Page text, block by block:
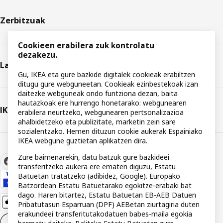
Zerbitzuak
Laguntza
IKEA
Cookieen erabilera zuk kontrolatu
dezakezu.
Gu, IKEA eta gure bazkide digitalek cookieak erabiltzen
ditugu gure webguneetan. Cookieak ezinbestekoak izan
daitezke webguneak ondo funtziona dezan, baita
hautazkoak ere hurrengo honetarako: webgunearen
erabilera neurtzeko, webgunearen pertsonalizazioa
ahalbidetzeko eta publizitate, marketin zein sare
sozialentzako. Hemen dituzun cookie aukerak Espainiako
IKEA webgune guztietan aplikatzen dira.
Zure baimenarekin, datu batzuk gure bazkideei
transferitzeko aukera ere ematen diguzu, Estatu
Batuetan tratatzeko (adibidez, Google). Europako
Batzordean Estatu Batuetarako egokitze-erabaki bat
dago. Haren bitartez, Estatu Batuetan EB-AEB Datuen
Pribatutasun Esparruan (DPF) AEBetan ziurtagiria duten
erakundeei transferitutakodatuen babes-maila egokia